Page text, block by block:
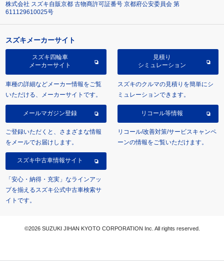
株式会社 スズキ自販京都 古物商許可証番号 京都府公安委員会 第
611129610025号
スズキメーカーサイト
スズキ四輪車
メーカーサイト
車種の詳細などメーカー情報をご覧
いただける、メーカーサイトです。
見積り
シミュレーション
スズキのクルマの見積りを簡単にシ
ミュレーションできます。
メールマガジン登録
ご登録いただくと、さまざまな情報
をメールでお届けします。
リコール等情報
リコール/改善対策/サービスキャンペ
ーンの情報をご覧いただけます。
スズキ中古車情報サイト
「安心・納得・充実」なラインアッ
プを揃えるスズキ公式中古車検索サ
イトです。
©2026 SUZUKI JIHAN KYOTO CORPORATION Inc. All rights reserved.